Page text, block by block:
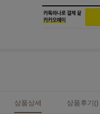
상품상세 상품후기()